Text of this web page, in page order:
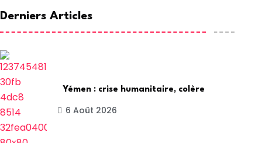
Derniers Articles
Yémen : crise humanitaire, colère
6 Août 2026